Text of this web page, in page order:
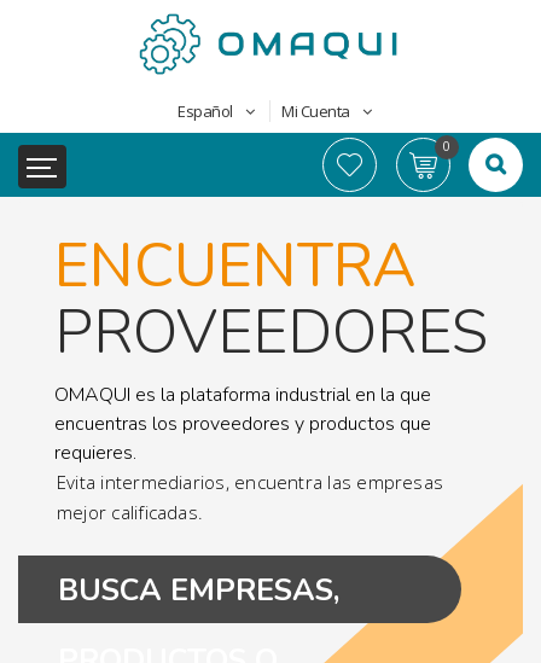
Español Mi Cuenta
0
ENCUENTRA
PROVEEDORES
OMAQUI es la plataforma industrial en la que
encuentras los proveedores y productos que
requieres.
Evita intermediarios, encuentra las empresas
mejor calificadas.
BUSCA EMPRESAS,